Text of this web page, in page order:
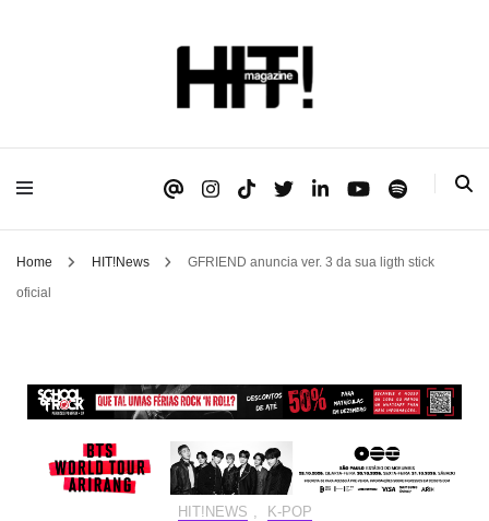
HIT!Magazine
Home HIT!News
GFRIEND anuncia ver. 3 da sua ligth stick
oficial
HIT!NEWS K-POP